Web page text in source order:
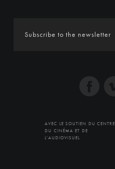
AVEC LE SOUTIEN DU CENTRE
DU CINÉMA ET DE
L'AUDIOVISUEL